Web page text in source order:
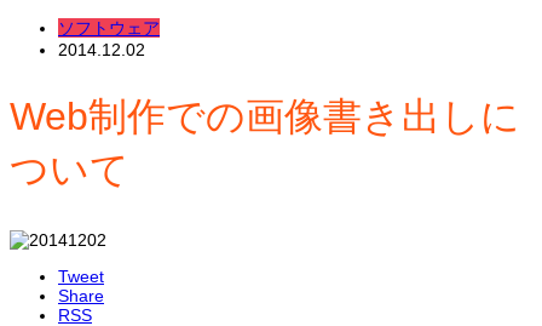
ソフトウェア
2014.12.02
Web制作での画像書き出しに
ついて
Tweet
Share
RSS